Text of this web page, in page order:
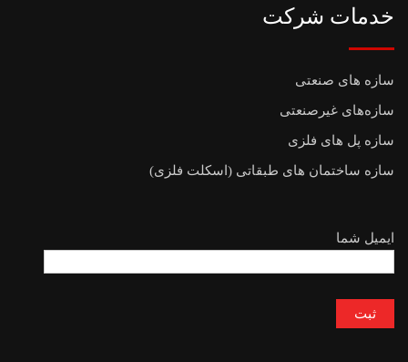
خدمات شرکت
سازه های صنعتی
سازه‌های غیرصنعتی
سازه پل های فلزی
سازه ساختمان های طبقاتی (اسکلت فلزی)
ایمیل شما